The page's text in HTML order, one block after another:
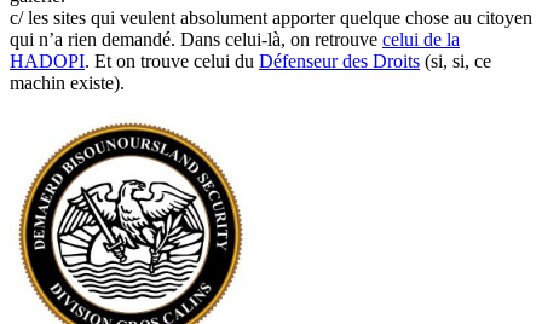
c/ les sites qui veulent absolument apporter quelque chose au citoyen
qui n’a rien demandé. Dans celui-là, on retrouve celui de la
HADOPI. Et on trouve celui du Défenseur des Droits (si, si, ce
machin existe).